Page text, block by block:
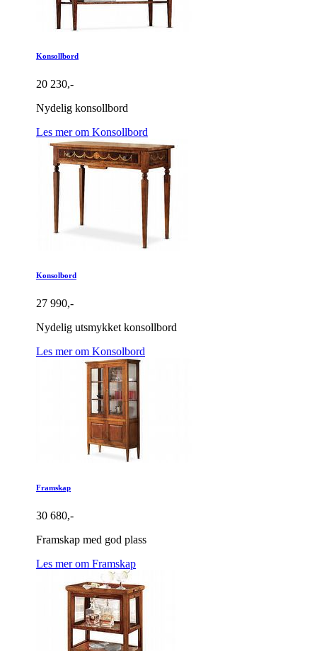
Konsollbord
20 230,-
Nydelig konsollbord
Les mer om Konsollbord
Konsolbord
27 990,-
Nydelig utsmykket konsollbord
Les mer om Konsolbord
Framskap
30 680,-
Framskap med god plass
Les mer om Framskap